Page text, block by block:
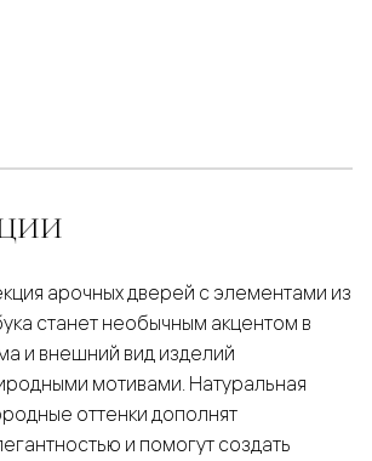
арочных дверей с элементами из
станет необычным акцентом в
и внешний вид изделий
мотивами. Натуральная
оттенки дополнят
и помогут создать